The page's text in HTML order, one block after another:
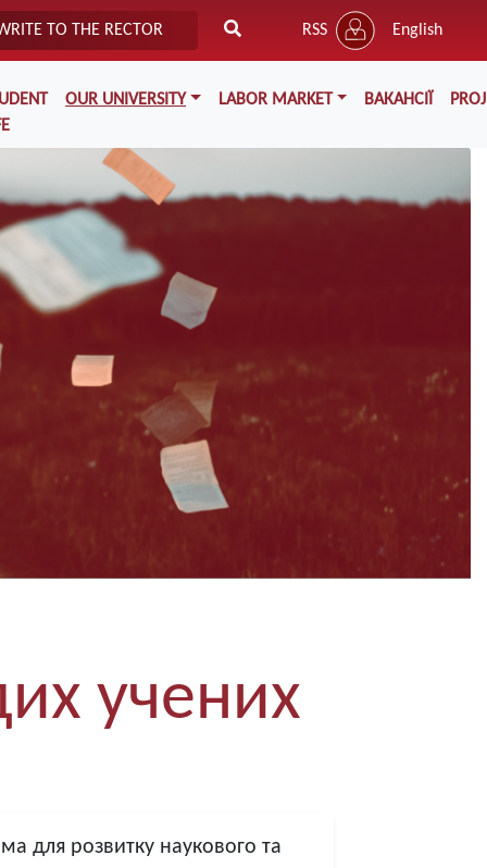
TO THE RECTOR RSS English
OUR UNIVERSITY LABOR MARKET ВАКАНСІЇ
учених
для розвитку наукового та